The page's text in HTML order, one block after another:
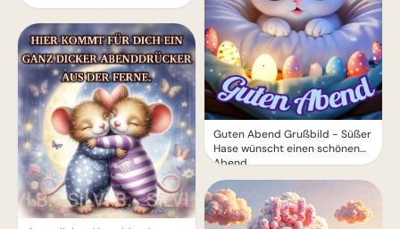
Guten Abend Grußbild - Süßer
Hase wünscht einen schönen
Abend